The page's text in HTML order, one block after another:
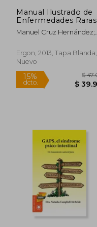
Manual Ilustrado de
Enfermedades Raras
Manuel Cruz Hernández;
Ergon, 2013, Tapa Blanda,
Nuevo